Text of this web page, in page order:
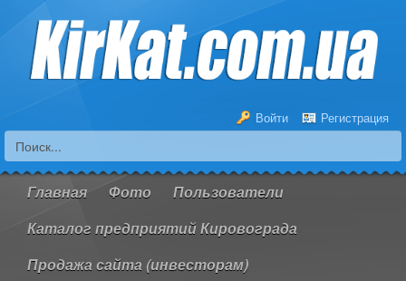
Войти Регистрация
Главная Фото
Пользователи
Каталог предприятий Кировограда
Продажа сайта (инвесторам)